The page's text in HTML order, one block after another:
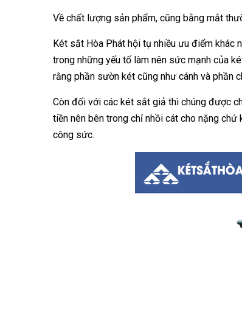
Về chất lượng sản phẩm, cũng bằng mắt
Két sắt Hòa Phát hội tụ nhiều ưu điểm khác
trong những yếu tố làm nên sức mạnh của
rằng phần sườn két cũng như cánh và phần
Còn đối với các két sắt giả thì chúng được
tiền nên bên trong chỉ nhồi cát cho nặng
công sức.